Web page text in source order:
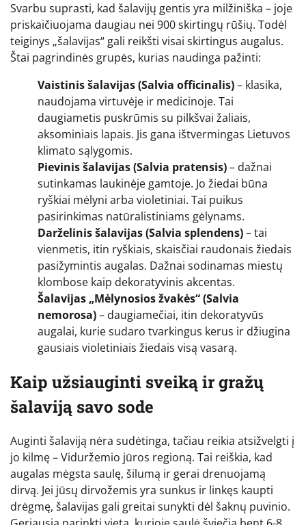
Svarbu suprasti, kad šalavijų gentis yra milžiniška – joje
priskaičiuojama daugiau nei 900 skirtingų rūšių. Todėl
teiginys „šalavijas“ gali reikšti visai skirtingus augalus.
Štai pagrindinės grupės, kurias naudinga pažinti:
Vaistinis šalavijas (Salvia officinalis)– klasika,
naudojama virtuvėje ir medicinoje. Tai
daugiametis puskrūmis su pilkšvai žaliais,
aksominiais lapais. Jis gana ištvermingas Lietuvos
klimato sąlygomis.
Pievinis šalavijas (Salvia pratensis)– dažnai
sutinkamas laukinėje gamtoje. Jo žiedai būna
ryškiai mėlyni arba violetiniai. Tai puikus
pasirinkimas natūralistiniams gėlynams.
Darželinis šalavijas (Salvia splendens)– tai
vienmetis, itin ryškiais, skaisčiai raudonais žiedais
pasižymintis augalas. Dažnai sodinamas miestų
klombose kaip dekoratyvinis akcentas.
Šalavijas „Mėlynosios žvakės“ (Salvia
nemorosa)– daugiamečiai, itin dekoratyvūs
augalai, kurie sudaro tvarkingus kerus ir džiugina
gausiais violetiniais žiedais visą vasarą.
Kaip užsiauginti sveiką ir gražų
šalaviją savo sode
Auginti šalaviją nėra sudėtinga, tačiau reikia atsižvelgti į
jo kilmę – Viduržemio jūros regioną. Tai reiškia, kad
augalas mėgsta saulę, šilumą ir gerai drenuojamą
dirvą. Jei jūsų dirvožemis yra sunkus ir linkęs kaupti
drėgmę, šalavijas gali greitai sunykti dėl šaknų puvinio.